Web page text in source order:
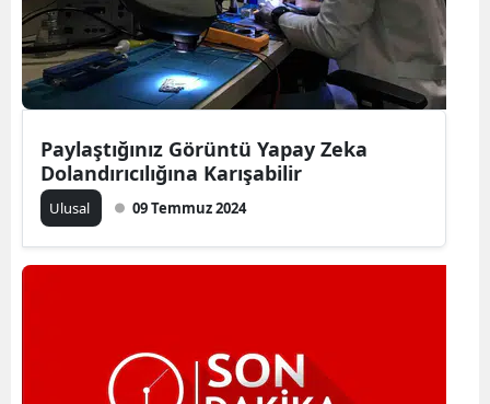
Kocaeli
Konya
Kütahya
Malatya
Paylaştığınız Görüntü Yapay Zeka
Dolandırıcılığına Karışabilir
Ulusal 09 Temmuz 2024